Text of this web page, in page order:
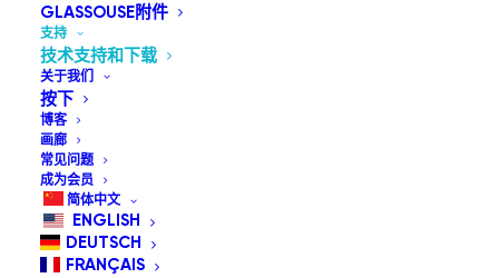
GLASSOUSE附件
支持
技术支持和下载
关于我们
按下
博客
画廊
常见问题
成为会员
简体中文
ENGLISH
DEUTSCH
FRANÇAIS